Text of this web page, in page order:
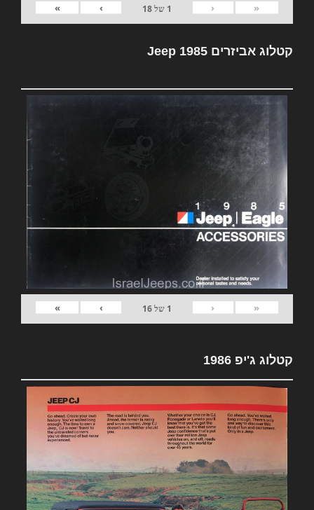
«
‹
1 של18
›
»
קטלוג אביזרים Jeep 1985
«
‹
1 של16
›
»
קטלוג ג'יפ 1986